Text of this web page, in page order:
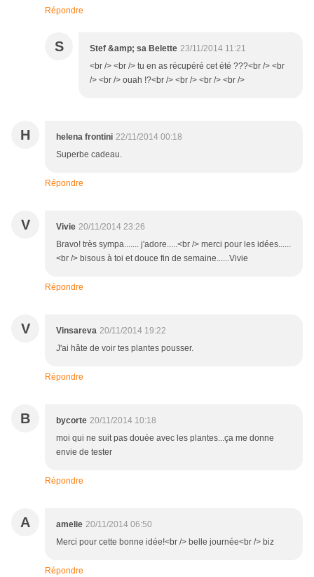
Répondre
S Stef &amp; sa Belette 23/11/2014 11:21
<br /> <br /> tu en as récupéré cet été ???<br /> <br
/> <br /> ouah !?<br /> <br /> <br /> <br />
H helena frontini 22/11/2014 00:18
Superbe cadeau.
Répondre
V Vivie 20/11/2014 23:26
Bravo! très sympa....... j'adore.....<br /> merci pour les idées......
<br /> bisous à toi et douce fin de semaine......Vivie
Répondre
V Vinsareva 20/11/2014 19:22
J'ai hâte de voir tes plantes pousser.
Répondre
B bycorte 20/11/2014 10:18
moi qui ne suit pas douée avec les plantes...ça me donne
envie de tester
Répondre
A amelie 20/11/2014 06:50
Merci pour cette bonne idée!<br /> belle journée<br /> biz
Répondre